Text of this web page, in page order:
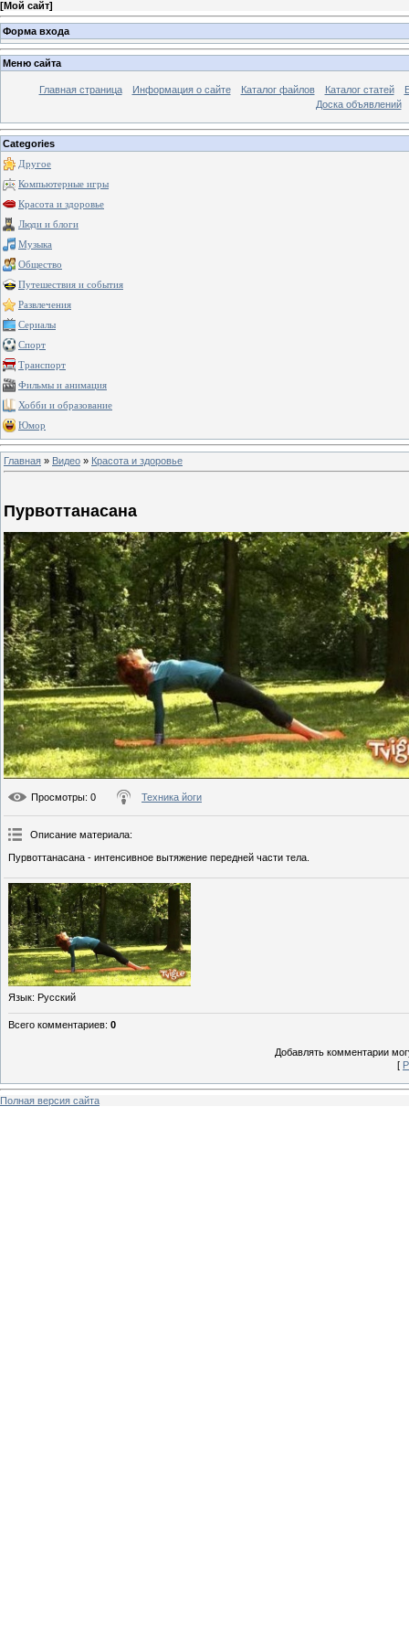
[Мой сайт]
Форма входа
Меню сайта
Главная страница Информация о сайте Каталог файлов Каталог статей
Доска объявлений
Categories
Другое
Компьютерные игры
Красота и здоровье
Люди и блоги
Музыка
Общество
Путешествия и события
Развлечения
Сериалы
Спорт
Транспорт
Фильмы и анимация
Хобби и образование
Юмор
Главная » Видео » Красота и здоровье
Пурвоттанасана
Просмотры: 0 Техника йоги
Описание материала:
Пурвоттанасана - интенсивное вытяжение передней части тела.
Язык: Русский
Всего комментариев: 0
Добавлять комментарии
[
Полная версия сайта